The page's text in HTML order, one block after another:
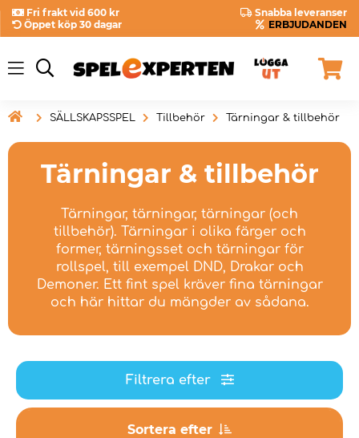
Fri frakt vid 600 kr
Snabba leveranser
Öppet köp 30 dagar
ERBJUDANDEN
 SÄLLSKAPSSPEL Tillbehör Tärningar & tillbehör
Tärningar & tillbehör
Tärningar, tärningar, tärningar (och
tillbehör). Tärningar i olika färger och
former, tärningsset och tärningar för
rollspel, till exempel DND, Drakar och
Demoner. Ett fint spel kräver fina tärningar
och här hittar du mängder av sådana.
Filtrera efter
Sortera efter